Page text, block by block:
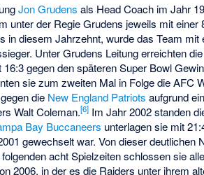
Jon Grudens als Head Coach im Jahr
unter der Regie Grudens jeweils mit einer
in diesem Jahrzehnt, wurde das Team
Unter Grudens Leitung erreichten
gegen den späteren Super Bowl
sie zum zweiten Mal in Folge die AFC
die New England Patriots aufgrund
Walt Coleman.[6] Im Jahr 2002 standen
Bay Buccaneers unterlagen sie mit
gewechselt war. Von dieser deutlichen
acht Spielzeiten schlossen sie
2006, in der es die Raiders unter ihrem